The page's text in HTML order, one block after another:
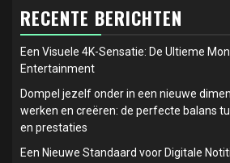
RECENTE BERICHTEN
Een Visuele 4K-Sensatie: De Ultieme
Entertainment
Dompel jezelf onder in een nieuwe
werken en creëren: de perfecte balans
en prestaties
Een Nieuwe Standaard voor Digitale